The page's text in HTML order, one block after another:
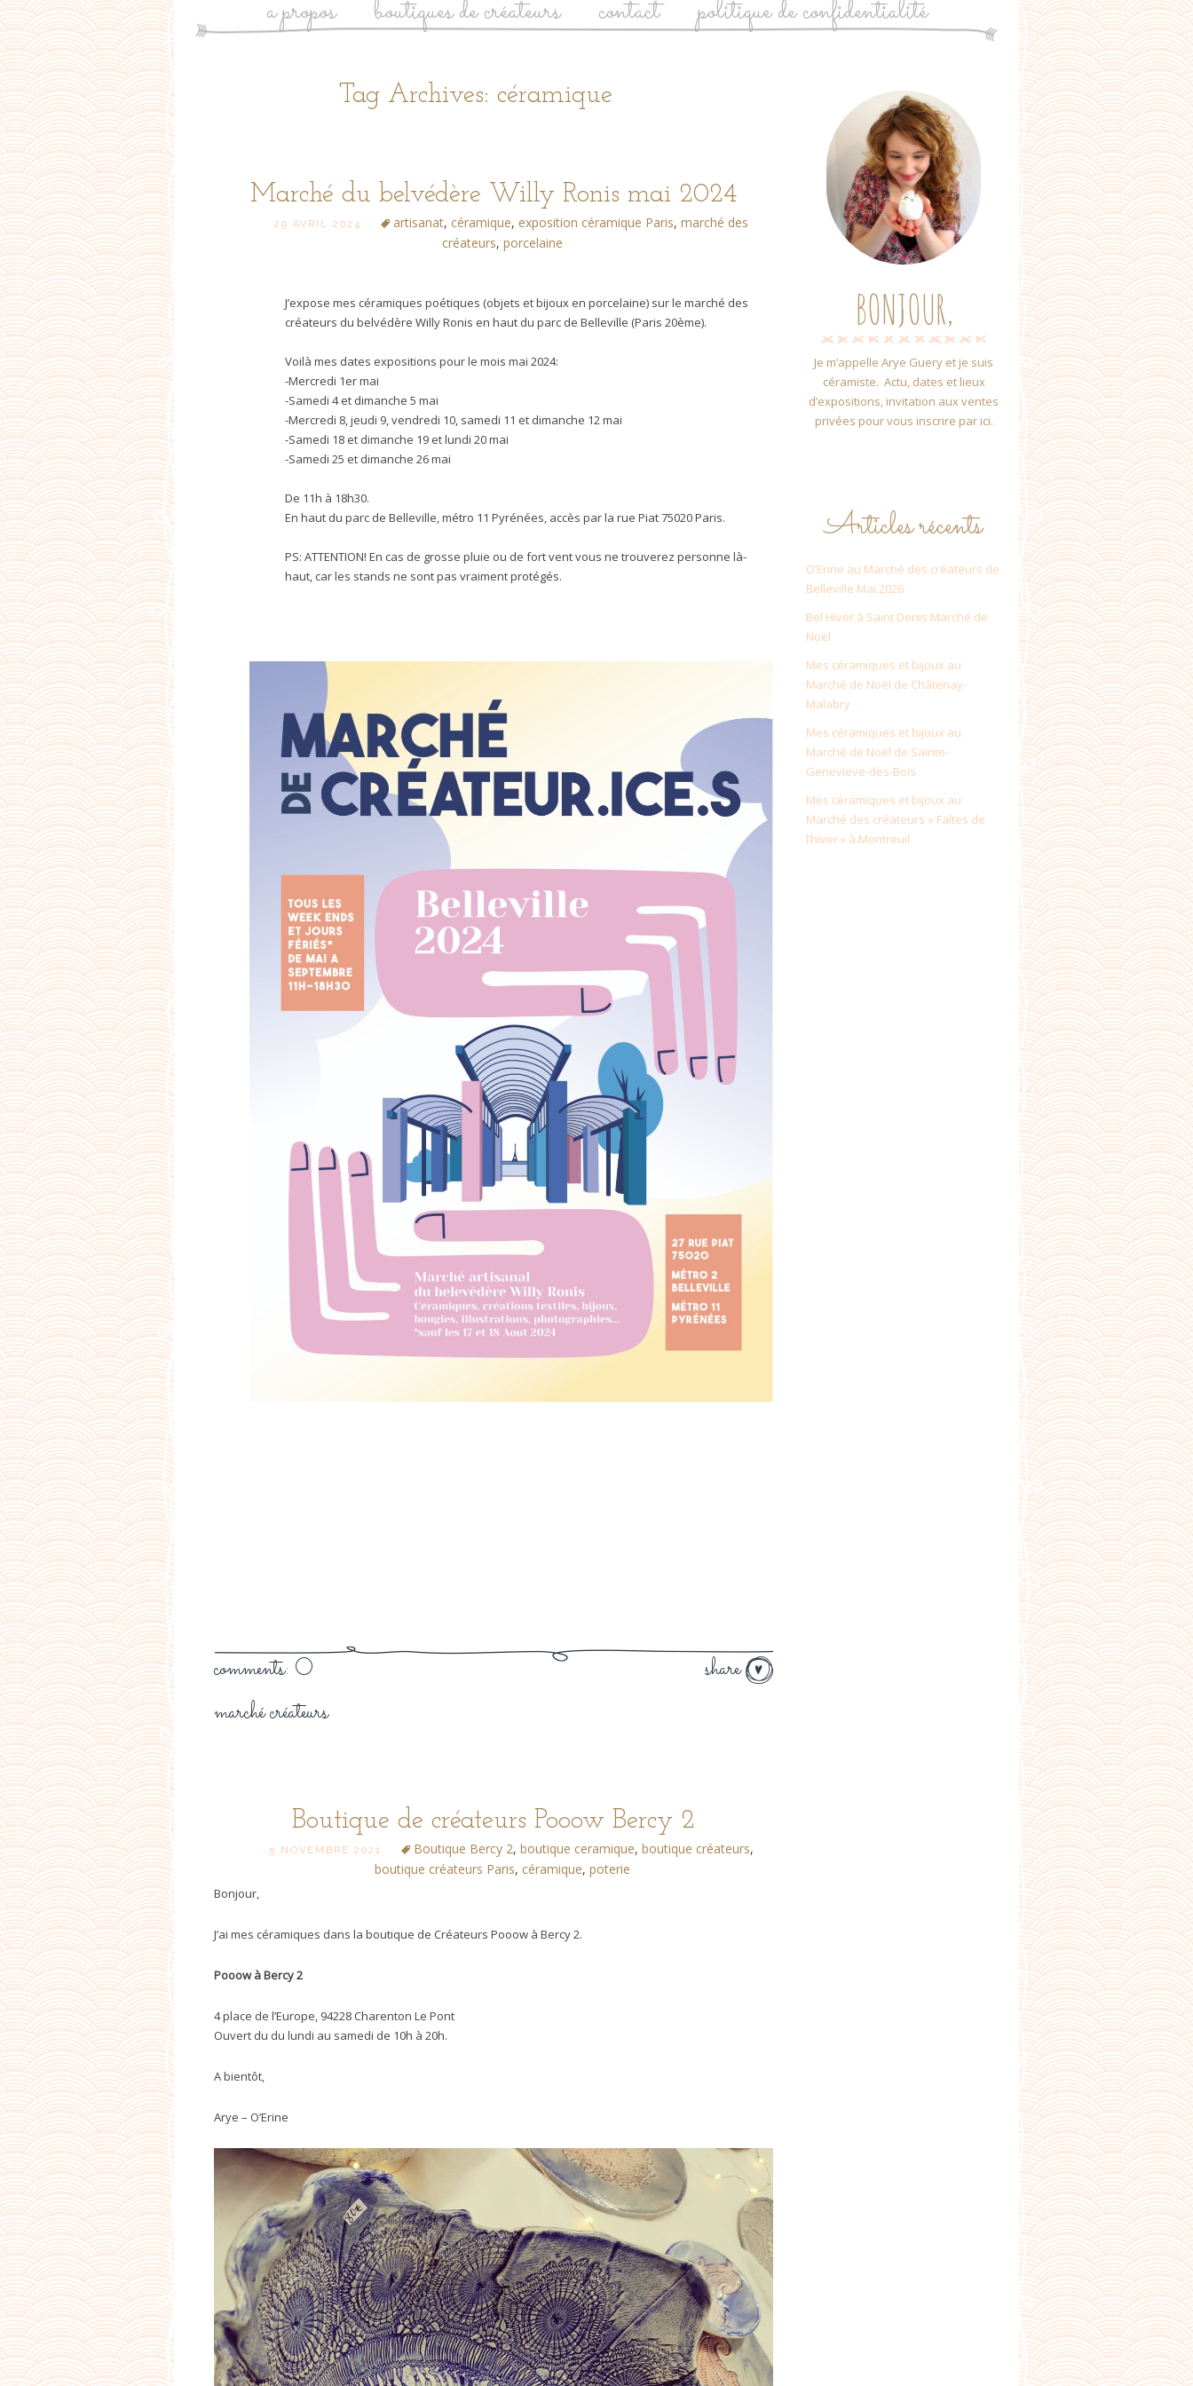
a propos boutiques de créateurs contact politique de confidentialité
Tag Archives: céramique
Marché du belvédère Willy Ronis mai 2024
29 AVRIL 2024 artisanat, céramique, exposition céramique Paris, marché des
créateurs, porcelaine
J’expose mes céramiques poétiques (objets et bijoux en porcelaine) sur le marché des
créateurs du belvédère Willy Ronis en haut du parc de Belleville (Paris 20ème).
Voilà mes dates expositions pour le mois mai 2024:
-Mercredi 1er mai
-Samedi 4 et dimanche 5 mai
-Mercredi 8, jeudi 9, vendredi 10, samedi 11 et dimanche 12 mai
-Samedi 18 et dimanche 19 et lundi 20 mai
-Samedi 25 et dimanche 26 mai
De 11h à 18h30.
En haut du parc de Belleville, métro 11 Pyrénées, accès par la rue Piat 75020 Paris.
PS: ATTENTION! En cas de grosse pluie ou de fort vent vous ne trouverez personne là-
haut, car les stands ne sont pas vraiment protégés.
Posts
navigati
share
comments: 0
marché créateurs
Boutique de créateurs Pooow Bercy 2
5 NOVEMBRE 2021 Boutique Bercy 2, boutique ceramique, boutique créateurs,
boutique créateurs Paris, céramique, poterie
Bonjour,
J’ai mes céramiques dans la boutique de Créateurs Pooow à Bercy 2.
Pooow à Bercy 2
4 place de l’Europe, 94228 Charenton Le Pont
Ouvert du du lundi au samedi de 10h à 20h.
A bientôt,
Arye – O’Erine
Posts
BONJOUR,
Je m’appelle Arye Guery et je suis
céramiste. Actu, dates et lieux
d’expositions, invitation aux ventes
privées pour vous inscrire par ici.
Articles récents
O’Erine au Marché des créateurs de
Belleville Mai 2026
Bel Hiver à Saint Denis Marché de
Noël
Mes céramiques et bijoux au
Marché de Noël de Châtenay-
Malabry
Mes céramiques et bijoux au
Marché de Noël de Sainte-
Genevieve-des-Bois
Mes céramiques et bijoux au
Marché des créateurs « Faîtes de
l’hiver » à Montreuil